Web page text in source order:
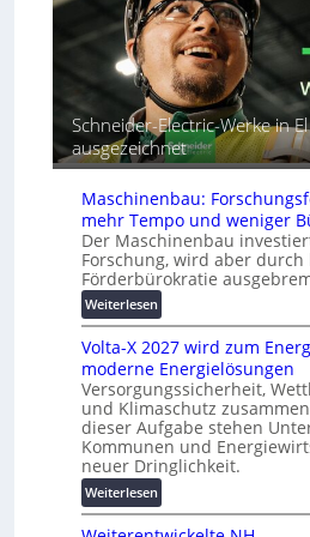
A
u
t
o
m
a
t
i
i
e
r
u
n
g
s
ö
s
u
n
g
e
n
r
i
a
l
e
i
h
i
n
d
e
G
e
r
t
s
c
h
u
t
z
u
n
d
d
i
g
i
Schneider-Electric-Werke in
ausgezeichnet
Maschinenbau:
mehr Tempo und weniger
Der Maschinenbau
Forschung, wird aber
Förderbürokratie
Weiterlesen:
M
a
s
c
h
i
n
e
n
b
Volta-X 2027 wird zum
moderne Energielösungen
Versorgungssicherheit,
und Klimaschutz
dieser Aufgabe stehen
Kommunen und
neuer Dringlichkeit.
Weiterlesen:
V